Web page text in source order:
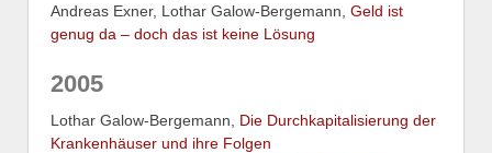
Andreas Exner, Lothar Galow-Bergemann, Geld ist
genug da – doch das ist keine Lösung
2005
Lothar Galow-Bergemann, Die Durchkapitalisierung der
Krankenhäuser und ihre Folgen